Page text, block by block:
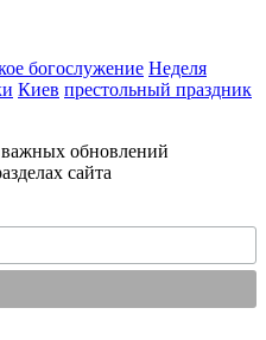
богослужение Неделя
Киев престольный праздник
важных обновлений
сайта